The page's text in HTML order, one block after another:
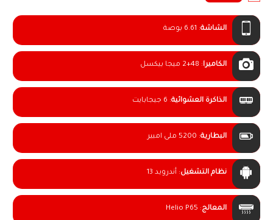
الشاشة: 6.61 بوصة
الكاميرا: 2+48 ميجا بيكسل
الذاكرة العشوائية: 6 جيجابايت
البطارية: 5200 ملى امبير
نظام التشغيل: أندرويد 13
المعالج:
Helio P65